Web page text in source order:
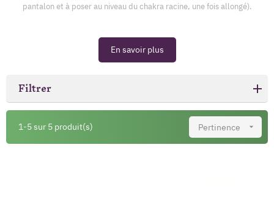
pantalon et à poser au niveau du chakra racine, une fois allongé).
En savoir plus
Filtrer
1-5 sur 5 produit(s) Pertinence 